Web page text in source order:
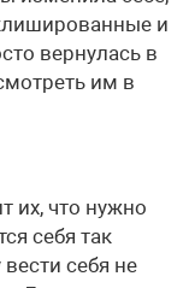
и
вернулась в
им в
их, что нужно
себя так
себя не